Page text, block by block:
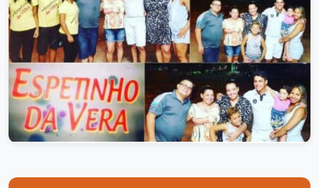
Espetinho da Vera, o maravilhoso
sabor da mudança de vida
25/03/2021